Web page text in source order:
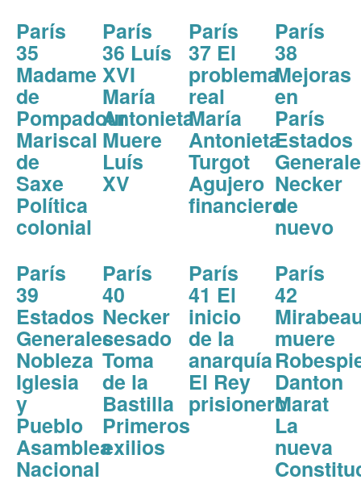
París
35
Madame
de
Pompadour
Mariscal
de
Saxe
Política
colonial
París
36 Luís
XVI
María
Antonieta
Muere
Luís
XV
París
37 El
problema
real
María
Antonieta
Turgot
Agujero
financiero
París
38
Mejoras
en
París
Estados
Necker
de
nuevo
París
39
Estados
Generales
Nobleza
Iglesia
y
Pueblo
Asamblea
Nacional
París
40
Necker
cesado
Toma
de la
Bastilla
Primeros
exilios
París
41 El
inicio
de la
anarquía
El Rey
prisionero
París
42
muere
Danton
Marat
La
nueva